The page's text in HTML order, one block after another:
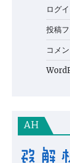
ログ
投稿
コメ
AH